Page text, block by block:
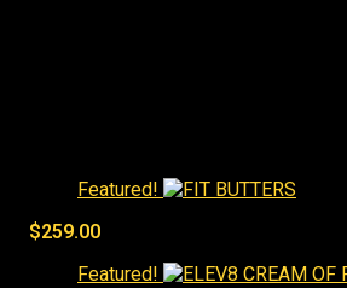
Featured!
$259.00
Featured!